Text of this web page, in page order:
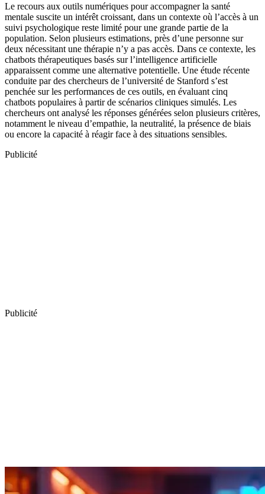
Le recours aux outils numériques pour accompagner la santé
mentale suscite un intérêt croissant, dans un contexte où l’accès à un
suivi psychologique reste limité pour une grande partie de la
population. Selon plusieurs estimations, près d’une personne sur
deux nécessitant une thérapie n’y a pas accès. Dans ce contexte, les
chatbots thérapeutiques basés sur l’intelligence artificielle
apparaissent comme une alternative potentielle. Une étude récente
conduite par des chercheurs de l’université de Stanford s’est
penchée sur les performances de ces outils, en évaluant cinq
chatbots populaires à partir de scénarios cliniques simulés. Les
chercheurs ont analysé les réponses générées selon plusieurs critères,
notamment le niveau d’empathie, la neutralité, la présence de biais
ou encore la capacité à réagir face à des situations sensibles.
Publicité
Publicité